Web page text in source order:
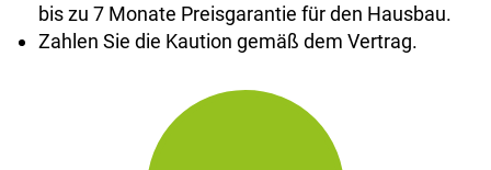
bis zu 7 Monate Preisgarantie für den Hausbau.
Zahlen Sie die Kaution gemäß dem Vertrag.